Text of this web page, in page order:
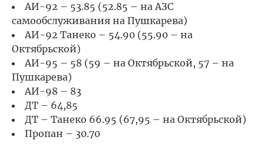
АИ-92 – 53.85 (52.85 – на АЗС
самообслуживания на Пушкарева)
АИ-92 Танеко – 54.90 (55.90 – на
Октябрьской)
АИ-95 – 58 (59 – на Октябрьской, 57 – на
Пушкарева)
АИ-98 – 83
ДТ – 64,85
ДТ – Танеко 66.95 (67,95 – на Октябрьской)
Пропан – 30.70